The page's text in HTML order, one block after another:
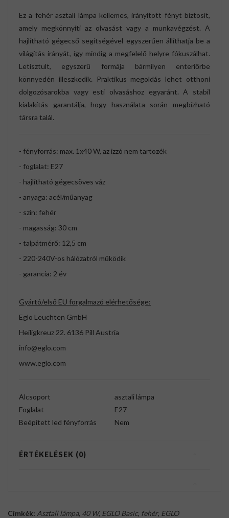
Ez a fehér asztali lámpa kellemes, irányított fényt biztosít,
amely megkönnyíti az olvasást vagy a munkavégzést. A
hajlítható gégecső segítségével egyszerűen állíthatja be a
világítás irányát, így mindig a megfelelő helyre fókuszálhat.
Letisztult, egyszerű formája bármilyen enteriőrbe
könnyedén illeszkedik. Praktikus megoldás lehet otthoni
dolgozósarokba vagy esti olvasáshoz egyaránt. A stabil
kialakítás garantálja, hogy használata során megbízható
társra talál.
- fényforrás: max. 1x40 W, az izzó nem tartozék
- foglalat: E27
- hajlítható gégecsöves váz
- anyaga: acél/műanyag
- szín: fehér
- magasság: 30 cm
- talpátmérő: 12,5 cm
- 220-240V-os hálózatról működik
- garancia: 2 év
Gyártó/első EU forgalmazó elérhetősége:
Eglo Leuchten GmbH
Heiligkreuz 22. 6136 Pill Austria
info@eglo.com
www.eglo.com
Alcsoport
asztali lámpa
Foglalat
E27
Beépített led fényforrás
Nem
ÉRTÉKELÉSEK (0)
Címkék: Asztali lámpa, 40 W, EGLO Basic, fehér, EGLO